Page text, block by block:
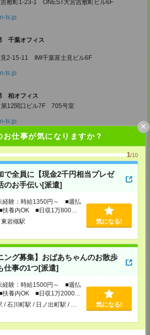
お仕事が気になりますか？
1/10
で全員に【現金2千円相当プレゼ
のお手伝い[派遣]
経験：時給1350円～ ■週払
養内OK ■日収1万800円
岩槻駅 気になる!
ング募集】おばあちゃんのお散歩
仕事の1つ[派遣]
経験：時給1500円～ ■週払
養内OK ■日収1万2000円
/ 石川町駅 / 日ノ出町駅 / … 気になる!
×
敷町1-23-1 ONEST大宮吉敷町ビル6F
ts.jp
千葉オフィス
2-15-11 IMI千葉富士見ビル6F
ts.jp
柏オフィス
12関口ビル7F 705号室
ts.jp
新宿御苑ビル6階
ts.jp
立川事業所
ts.jp
町田オフィス
大樹生命町田ビル6F
ts.jp
横浜オフィス
区神戸町134 横浜ビジネスパークサウスタワー
ts.jp